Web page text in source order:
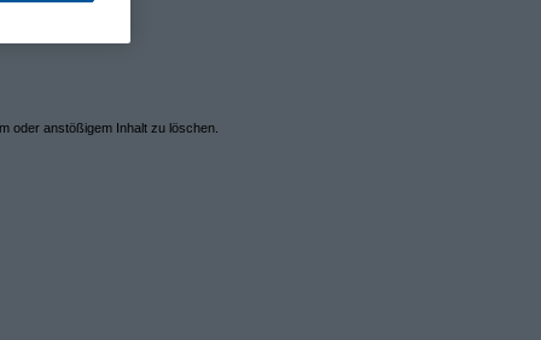
oder anstößigem Inhalt zu löschen.